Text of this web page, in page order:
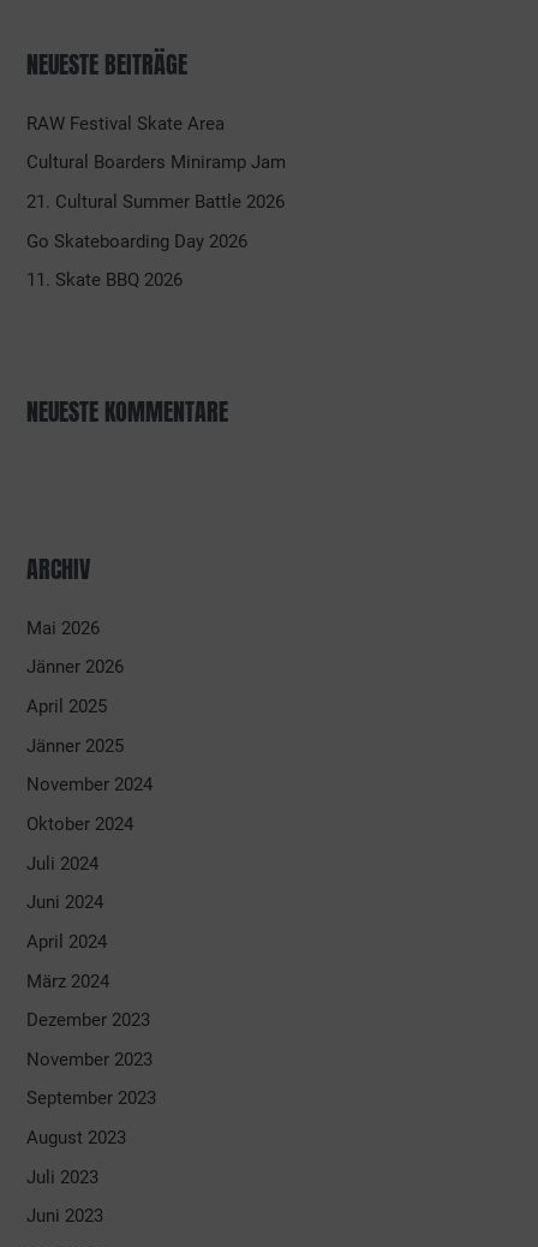
NEUESTE BEITRÄGE
RAW Festival Skate Area
Cultural Boarders Miniramp Jam
21. Cultural Summer Battle 2026
Go Skateboarding Day 2026
11. Skate BBQ 2026
NEUESTE KOMMENTARE
ARCHIV
Mai 2026
Jänner 2026
April 2025
Jänner 2025
November 2024
Oktober 2024
Juli 2024
Juni 2024
April 2024
März 2024
Dezember 2023
November 2023
September 2023
August 2023
Juli 2023
Juni 2023